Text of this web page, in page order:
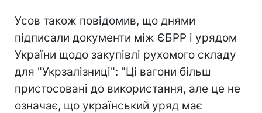
Усов також повідомив, що днями
підписали документи між ЄБРР і урядом
України щодо закупівлі рухомого складу
для "Укрзалізниці": "Ці вагони більш
пристосовані до використання, але це не
означає, що український уряд має